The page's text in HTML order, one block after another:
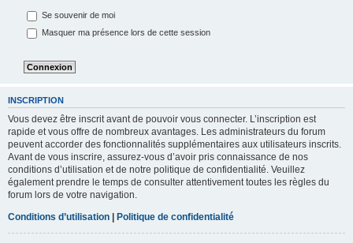
Se souvenir de moi
Masquer ma présence lors de cette session
INSCRIPTION
Vous devez être inscrit avant de pouvoir vous connecter. L’inscription est
rapide et vous offre de nombreux avantages. Les administrateurs du forum
peuvent accorder des fonctionnalités supplémentaires aux utilisateurs inscrits.
Avant de vous inscrire, assurez-vous d’avoir pris connaissance de nos
conditions d’utilisation et de notre politique de confidentialité. Veuillez
également prendre le temps de consulter attentivement toutes les règles du
forum lors de votre navigation.
Conditions d’utilisation | Politique de confidentialité